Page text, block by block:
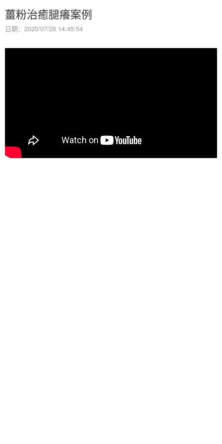
薑粉治癒腿癢案例
日期：2020/07/28 14:45:54